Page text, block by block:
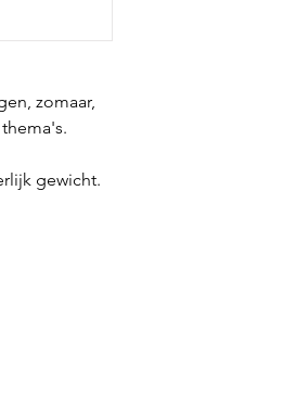
zomaar,
gewicht.